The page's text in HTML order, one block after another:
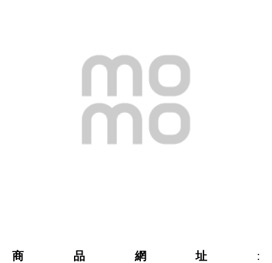
商品網址 :